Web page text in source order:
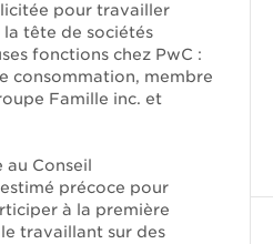
pour travailler
la tête de sociétés
fonctions chez PwC :
consommation, membre
Famille inc. et
au Conseil
précoce pour
à la première
travaillant sur des